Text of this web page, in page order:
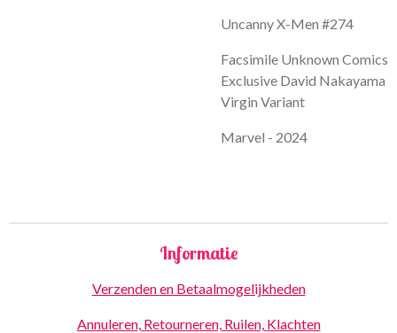
Uncanny X-Men #274
Facsimile Unknown Comics
Exclusive David Nakayama
Virgin Variant
Marvel - 2024
Informatie
Verzenden en Betaalmogelijkheden
Annuleren, Retourneren, Ruilen, Klachten